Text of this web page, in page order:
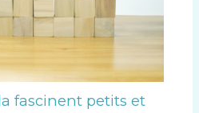
fascinent petits et